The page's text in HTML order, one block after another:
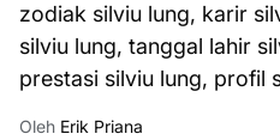
zodiak silviu lung, karir
silviu lung, tanggal lahir
prestasi silviu lung, profil
Oleh Erik Priana